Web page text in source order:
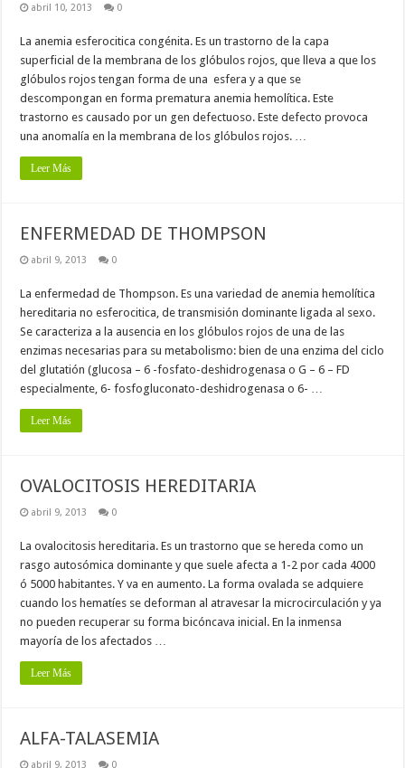
abril 10, 2013 0
La anemia esferocitica congénita. Es un trastorno de la capa
superficial de la membrana de los glóbulos rojos, que lleva a que los
glóbulos rojos tengan forma de una esfera y a que se
descompongan en forma prematura anemia hemolítica. Este
trastorno es causado por un gen defectuoso. Este defecto provoca
una anomalía en la membrana de los glóbulos rojos. …
Leer Más
ENFERMEDAD DE THOMPSON
abril 9, 2013 0
La enfermedad de Thompson. Es una variedad de anemia hemolítica
hereditaria no esferocitica, de transmisión dominante ligada al sexo.
Se caracteriza a la ausencia en los glóbulos rojos de una de las
enzimas necesarias para su metabolismo: bien de una enzima del ciclo
del glutatión (glucosa – 6 -fosfato-deshidrogenasa o G – 6 – FD
especialmente, 6- fosfogluconato-deshidrogenasa o 6- …
Leer Más
OVALOCITOSIS HEREDITARIA
abril 9, 2013 0
La ovalocitosis hereditaria. Es un trastorno que se hereda como un
rasgo autosómica dominante y que suele afecta a 1-2 por cada 4000
ó 5000 habitantes. Y va en aumento. La forma ovalada se adquiere
cuando los hematíes se deforman al atravesar la microcirculación y ya
no pueden recuperar su forma bicóncava inicial. En la inmensa
mayoría de los afectados …
Leer Más
ALFA-TALASEMIA
abril 9, 2013 0